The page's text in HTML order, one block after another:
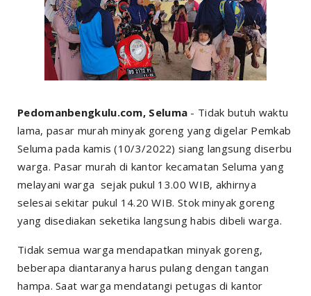
Pedomanbengkulu.com, Seluma - Tidak butuh waktu
lama, pasar murah minyak goreng yang digelar Pemkab
Seluma pada kamis (10/3/2022) siang langsung diserbu
warga. Pasar murah di kantor kecamatan Seluma yang
melayani warga sejak pukul 13.00 WIB, akhirnya
selesai sekitar pukul 14.20 WIB. Stok minyak goreng
yang disediakan seketika langsung habis dibeli warga.
Tidak semua warga mendapatkan minyak goreng,
beberapa diantaranya harus pulang dengan tangan
hampa. Saat warga mendatangi petugas di kantor